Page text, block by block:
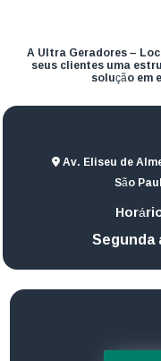
A Ultra Geradores –
seus clientes uma
solução em
Av. Eliseu de
São
Segunda